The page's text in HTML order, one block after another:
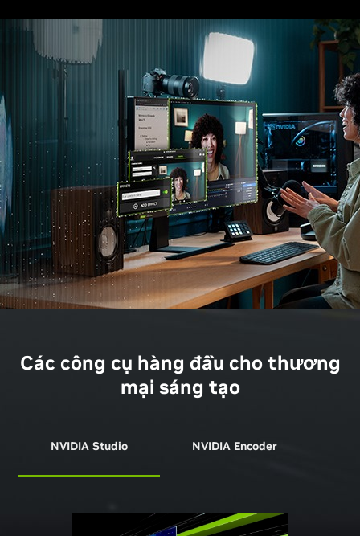
Các công cụ hàng đầu cho thương
mại sáng tạo
NVIDIA Studio NVIDIA Encoder